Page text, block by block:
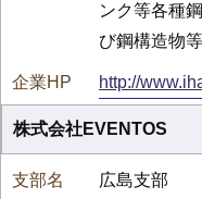
ンク等各種
び鋼構造物
http://
株式会社EVENTOS
広島支部